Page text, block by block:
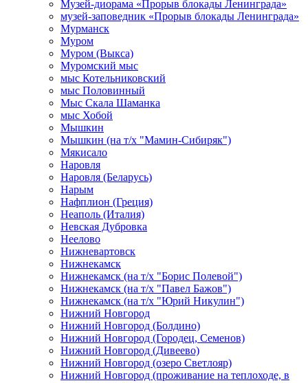
Музей-диорама «Прорыв блокады Ленинграда»
музей-заповедник «Прорыв блокады Ленинграда»
Мурманск
Муром
Муром (Выкса)
Муромский мыс
мыс Котельниковский
мыс Половинный
Мыс Скала Шаманка
мыс Хобой
Мышкин
Мышкин (на т/х "Мамин-Сибиряк")
Мякисало
Наровля
Наровля (Беларусь)
Нарым
Нафплион (Греция)
Неаполь (Италия)
Невская Дубровка
Неелово
Нижневартовск
Нижнекамск
Нижнекамск (на т/х "Борис Полевой")
Нижнекамск (на т/х "Павел Бажов")
Нижнекамск (на т/х "Юрий Никулин")
Нижний Новгород
Нижний Новгород (Болдино)
Нижний Новгород (Городец, Семенов)
Нижний Новгород (Дивеево)
Нижний Новгород (озеро Светлояр)
Нижний Новгород (проживание на теплоходе, в